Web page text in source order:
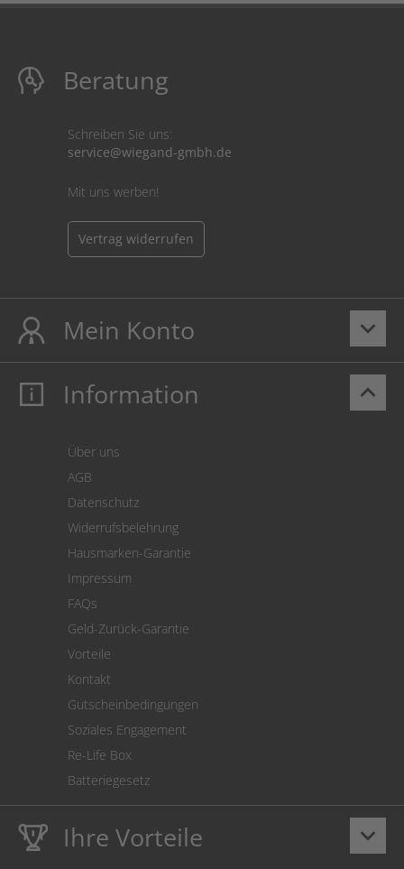
Beratung
Schreiben Sie uns:
service@wiegand-gmbh.de
Mit uns werben!
Vertrag widerrufen
keyboard_arrow_down
Mein Konto
Mein Konto
Cookie Einstellungen
keyboard_arrow_up
Information
Über uns
AGB
Datenschutz
Widerrufsbelehrung
Hausmarken-Garantie
Impressum
FAQs
Geld-Zurück-Garantie
Vorteile
Kontakt
Gutscheinbedingungen
Soziales Engagement
Re-Life Box
Batteriegesetz
keyboard_arrow_down
Ihre Vorteile